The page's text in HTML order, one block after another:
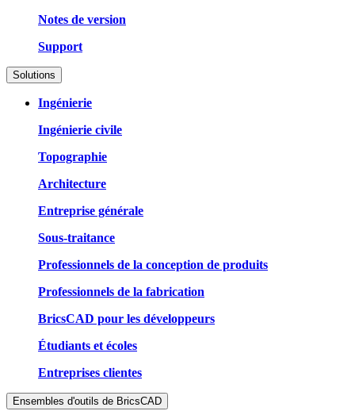
Notes de version
Support
Solutions
Ingénierie
Ingénierie civile
Topographie
Architecture
Entreprise générale
Sous-traitance
Professionnels de la conception de produits
Professionnels de la fabrication
BricsCAD pour les développeurs
Étudiants et écoles
Entreprises clientes
Ensembles d'outils de BricsCAD